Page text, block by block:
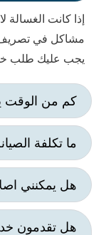
لا تعمل، تصدر
تصريف المياه أو
طلب خدمات صيانة
يستغرق
الصيانة ؟
اصلاح
خدمات صيانة